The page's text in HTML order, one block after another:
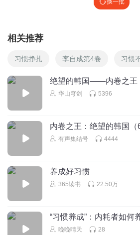
相关推荐
习惯挣扎 李自成第4卷 习惯
绝望的韩国——内卷之王
华山穹剑 5396
内卷之王：绝望的韩国（
有声集结号 4444
养成好习惯
365读书 22.50万
“习惯养成”：内耗者如何
晚晚晴天 28